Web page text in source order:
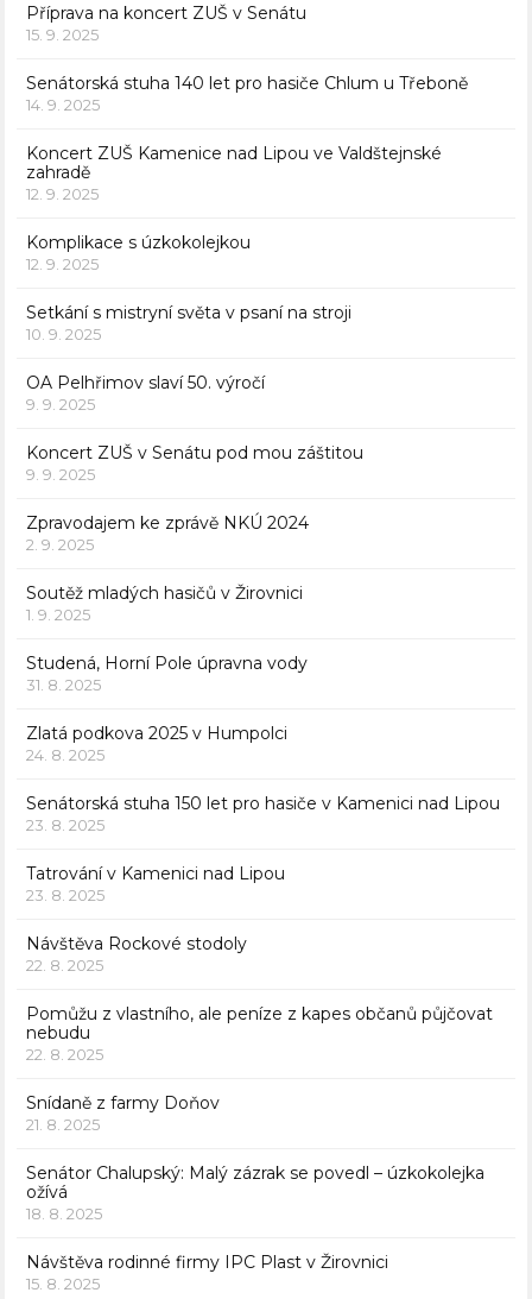
Příprava na koncert ZUŠ v Senátu
15. 9. 2025
Senátorská stuha 140 let pro hasiče Chlum u Třeboně
14. 9. 2025
Koncert ZUŠ Kamenice nad Lipou ve Valdštejnské
zahradě
12. 9. 2025
Komplikace s úzkokolejkou
12. 9. 2025
Setkání s mistryní světa v psaní na stroji
10. 9. 2025
OA Pelhřimov slaví 50. výročí
9. 9. 2025
Koncert ZUŠ v Senátu pod mou záštitou
9. 9. 2025
Zpravodajem ke zprávě NKÚ 2024
2. 9. 2025
Soutěž mladých hasičů v Žirovnici
1. 9. 2025
Studená, Horní Pole úpravna vody
31. 8. 2025
Zlatá podkova 2025 v Humpolci
24. 8. 2025
Senátorská stuha 150 let pro hasiče v Kamenici nad Lipou
23. 8. 2025
Tatrování v Kamenici nad Lipou
23. 8. 2025
Návštěva Rockové stodoly
22. 8. 2025
Pomůžu z vlastního, ale peníze z kapes občanů půjčovat
nebudu
22. 8. 2025
Snídaně z farmy Doňov
21. 8. 2025
Senátor Chalupský: Malý zázrak se povedl – úzkokolejka
ožívá
18. 8. 2025
Návštěva rodinné firmy IPC Plast v Žirovnici
15. 8. 2025